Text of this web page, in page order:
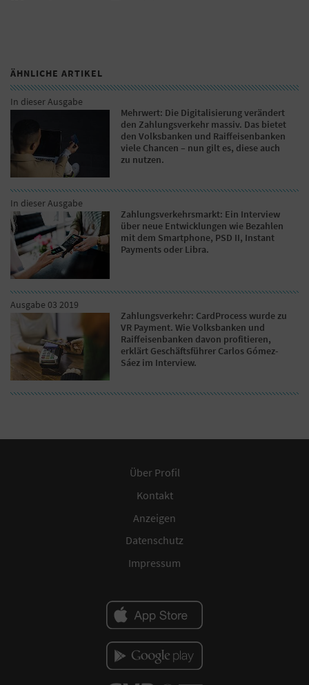
ÄHNLICHE ARTIKEL
In dieser Ausgabe
Mehrwert: Die Digitalisierung verändert
den Zahlungsverkehr massiv. Das bietet
den Volksbanken und Raiffeisenbanken
viele Chancen – nun gilt es, diese auch
zu nutzen.
In dieser Ausgabe
Zahlungsverkehrsmarkt: Ein Interview
über neue Entwicklungen wie Bezahlen
mit dem Smartphone, PSD II, Instant
Payments oder Libra.
Ausgabe 03 2019
Zahlungsverkehr: CardProcess wurde zu
VR Payment. Wie Volksbanken und
Raiffeisenbanken davon profitieren,
erklärt Geschäftsführer Carlos Gómez-
Sáez im Interview.
Über Profil
Kontakt
Anzeigen
Datenschutz
Impressum